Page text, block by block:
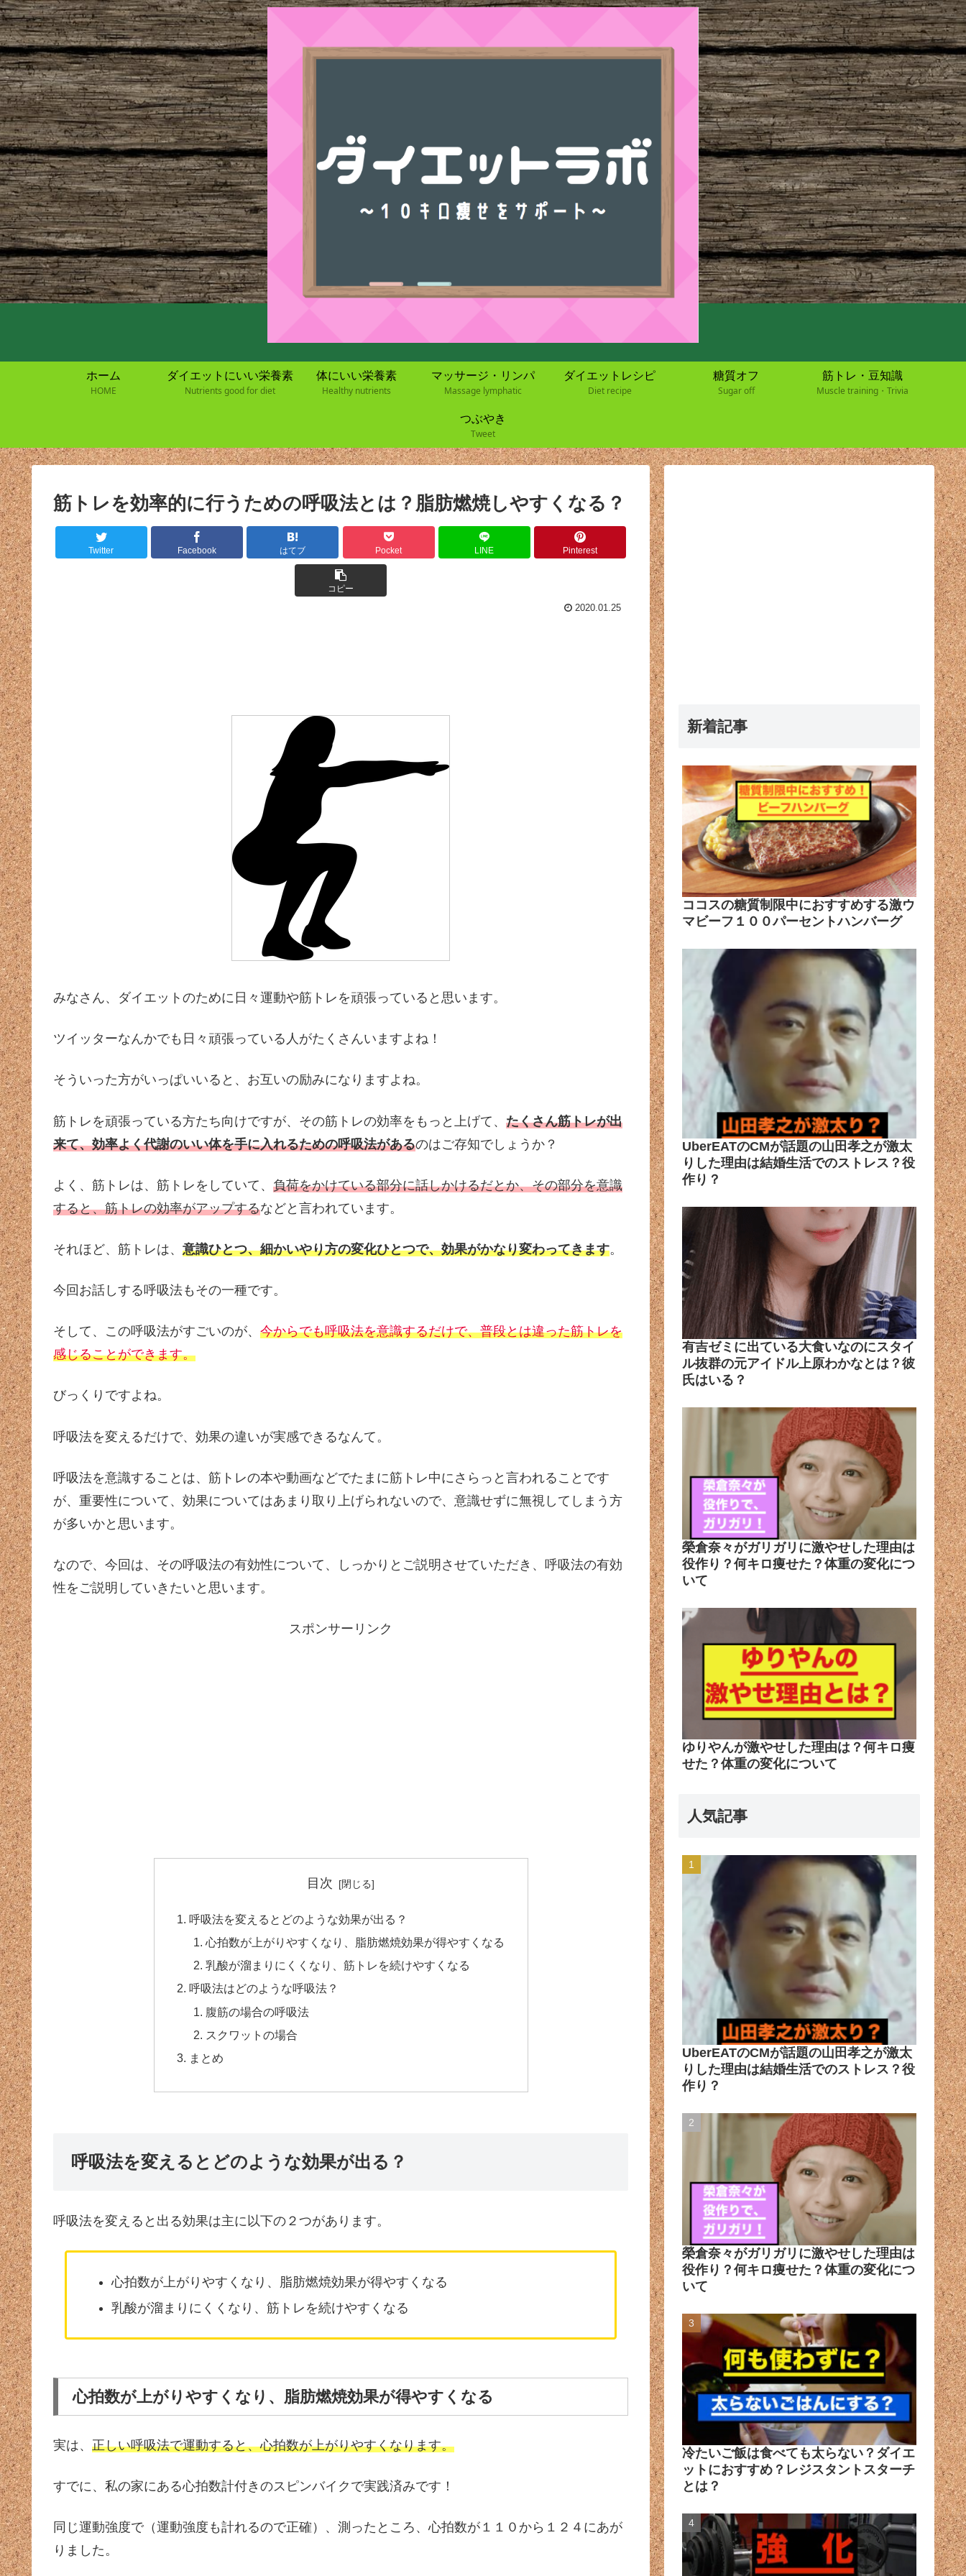
ホーム
HOME
ダイエットにいい栄養素
Nutrients good for diet
体にいい栄養素
Healthy nutrients
マッサージ・リンパ
Massage lymphatic
ダイエットレシピ
Diet recipe
糖質オフ
Sugar off
筋トレ・豆知識
Muscle training・Trivia
つぶやき
Tweet
筋トレを効率的に行うための呼吸法とは？脂肪燃焼しやすくなる？
Twitter Facebook はてブ Pocket LINE Pinterest
コピー
2020.01.25
みなさん、ダイエットのために日々運動や筋トレを頑張っていると思います。
ツイッターなんかでも日々頑張っている人がたくさんいますよね！
そういった方がいっぱいいると、お互いの励みになりますよね。
筋トレを頑張っている方たち向けですが、その筋トレの効率をもっと上げて、 たくさん筋トレが出
来て、効率よく代謝のいい体を手に入れるための呼吸法があるのはご存知でしょうか？
よく、筋トレは、筋トレをしていて、 負荷をかけている部分に話しかけるだとか、その部分を意識
すると、筋トレの効率がアップするなどと言われています。
それほど、筋トレは、 意識ひとつ、細かいやり方の変化ひとつで、効果がかなり変わってきます。
今回お話しする呼吸法もその一種です。
そして、この呼吸法がすごいのが、 今からでも呼吸法を意識するだけで、普段とは違った筋トレを
感じることができます。
びっくりですよね。
呼吸法を変えるだけで、効果の違いが実感できるなんて。
呼吸法を意識することは、筋トレの本や動画などでたまに筋トレ中にさらっと言われることです
が、重要性について、効果についてはあまり取り上げられないので、意識せずに無視してしまう方
が多いかと思います。
なので、今回は、その呼吸法の有効性について、しっかりとご説明させていただき、呼吸法の有効
性をご説明していきたいと思います。
スポンサーリンク
目次
呼吸法を変えるとどのような効果が出る？
心拍数が上がりやすくなり、脂肪燃焼効果が得やすくなる
乳酸が溜まりにくくなり、筋トレを続けやすくなる
呼吸法はどのような呼吸法？
腹筋の場合の呼吸法
スクワットの場合
まとめ
呼吸法を変えるとどのような効果が出る？
呼吸法を変えると出る効果は主に以下の２つがあります。
心拍数が上がりやすくなり、脂肪燃焼効果が得やすくなる
乳酸が溜まりにくくなり、筋トレを続けやすくなる
心拍数が上がりやすくなり、脂肪燃焼効果が得やすくなる
実は、 正しい呼吸法で運動すると、心拍数が上がりやすくなります。
すでに、私の家にある心拍数計付きのスピンバイクで実践済みです！
同じ運動強度で（運動強度も計れるので正確）、測ったところ、心拍数が１１０から１２４にあが
りました。
新着記事
ココスの糖質制限中におすすめする激ウ
マビーフ１００パーセントハンバーグ
UberEATのCMが話題の山田孝之が激太
りした理由は結婚生活でのストレス？役
作り？
有吉ゼミに出ている大食いなのにスタイ
ル抜群の元アイドル上原わかなとは？彼
氏はいる？
榮倉奈々がガリガリに激やせした理由は
役作り？何キロ痩せた？体重の変化につ
いて
ゆりやんが激やせした理由は？何キロ痩
せた？体重の変化について
人気記事
UberEATのCMが話題の山田孝之が激太
りした理由は結婚生活でのストレス？役
作り？
榮倉奈々がガリガリに激やせした理由は
役作り？何キロ痩せた？体重の変化につ
いて
冷たいご飯は食べても太らない？ダイエ
ットにおすすめ？レジスタントスターチ
とは？